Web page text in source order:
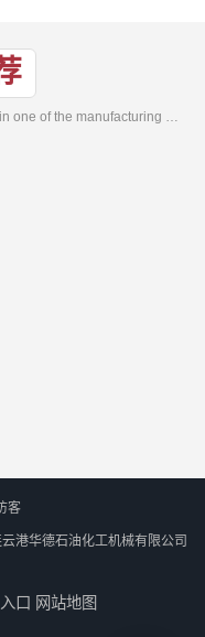
客
港华德石油化工机械有限公司
口 网站地图